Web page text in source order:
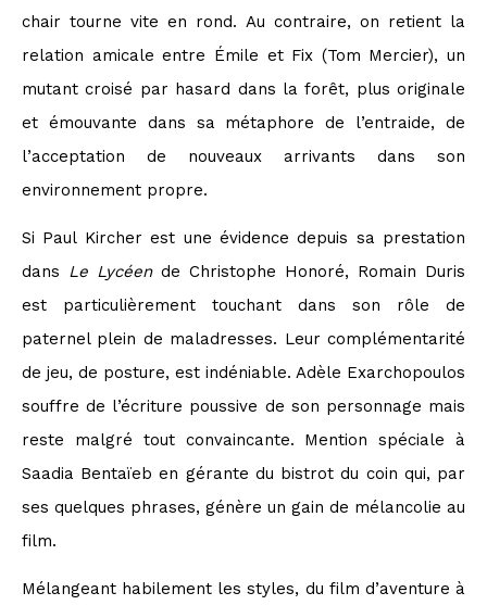
chair tourne vite en rond. Au contraire, on retient la
relation amicale entre Émile et Fix (Tom Mercier), un
mutant croisé par hasard dans la forêt, plus originale
et émouvante dans sa métaphore de l’entraide, de
l’acceptation de nouveaux arrivants dans son
environnement propre.
Si Paul Kircher est une évidence depuis sa prestation
dans Le Lycéende Christophe Honoré, Romain Duris
est particulièrement touchant dans son rôle de
paternel plein de maladresses. Leur complémentarité
de jeu, de posture, est indéniable. Adèle Exarchopoulos
souffre de l’écriture poussive de son personnage mais
reste malgré tout convaincante. Mention spéciale à
Saadia Bentaïeb en gérante du bistrot du coin qui, par
ses quelques phrases, génère un gain de mélancolie au
film.
Mélangeant habilement les styles, du film d’aventure à